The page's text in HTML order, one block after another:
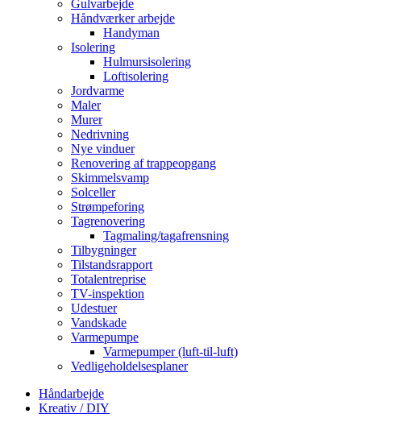
Gulvarbejde
Håndværker arbejde
Handyman
Isolering
Hulmursisolering
Loftisolering
Jordvarme
Maler
Murer
Nedrivning
Nye vinduer
Renovering af trappeopgang
Skimmelsvamp
Solceller
Strømpeforing
Tagrenovering
Tagmaling/tagafrensning
Tilbygninger
Tilstandsrapport
Totalentreprise
TV-inspektion
Udestuer
Vandskade
Varmepumpe
Varmepumper (luft-til-luft)
Vedligeholdelsesplaner
Håndarbejde
Kreativ / DIY